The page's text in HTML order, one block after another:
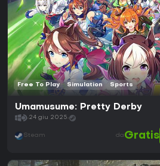
Free To Play Simulation Sports
Umamusume: Pretty Derby
24 giu 2025
Steam da Gratis